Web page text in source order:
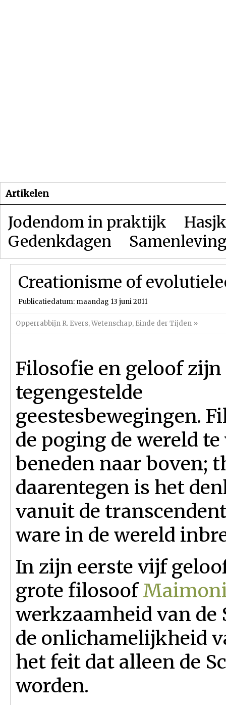
Artikelen
Jodendom in praktijk
Gedenkdagen
Creationisme of
Publicatiedatum: maandag 13 juni 2011
Opperrabbijn R. Evers,Wetenschap, Einde der Tijden »
Filosofie en geloof zijn
tegengestelde
geestesbewegingen.
de poging de wereld
beneden naar boven;
daarentegen is het
vanuit de
ware in de wereld
In zijn eerste vijf
grote filosoof
werkzaamheid van de
de onlichamelijkheid
het feit dat alleen de
worden.